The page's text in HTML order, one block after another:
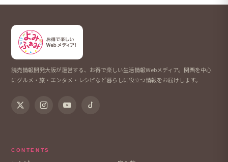
読売情報開発大阪が運営する、お得で楽しい生活情報Webメディア。関西を中心
にグルメ・旅・エンタメ・レシピなど暮らしに役立つ情報をお届けします。
CONTENTS